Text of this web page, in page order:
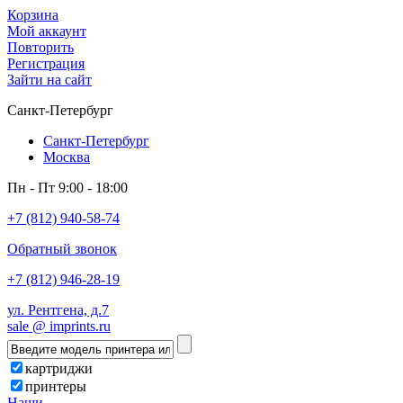
Корзина
Мой аккаунт
Повторить
Регистрация
Зайти на сайт
Санкт-Петербург
Санкт-Петербург
Москва
Пн - Пт 9:00 - 18:00
+7 (812) 940-58-74
Обратный звонок
+7 (812) 946-28-19
ул. Рентгена, д.7
sale @ imprints.ru
картриджи
принтеры